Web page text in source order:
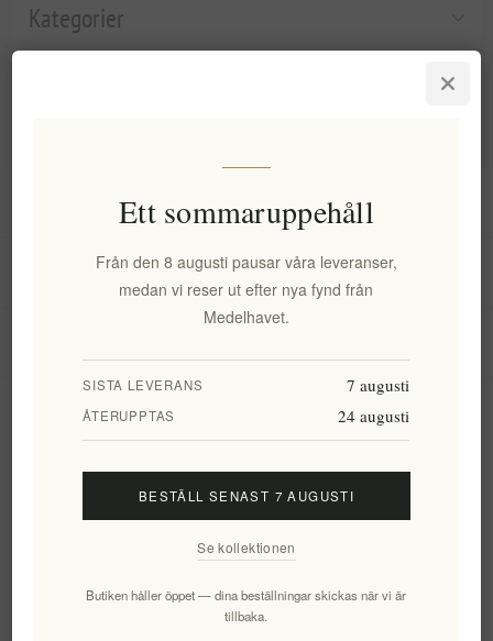
Kategorier
Mitt konto
Prenumerera Avsluta bevakning
Ett sommaruppehåll
Från den 8 augusti pausar våra leveranser,
medan vi reser ut efter nya fynd från
Medelhavet.
SISTA LEVERANS 7 augusti
ÅTERUPPTAS 24 augusti
BESTÄLL SENAST 7 AUGUSTI
Se kollektionen
Butiken håller öppet — dina beställningar skickas när vi är
tillbaka.